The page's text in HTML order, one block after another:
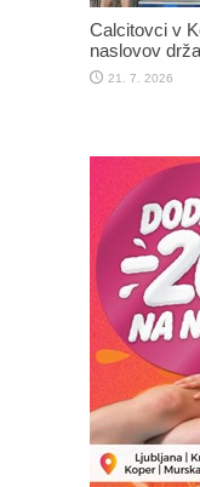
Calcitovci v
naslovov
21. 7. 2026